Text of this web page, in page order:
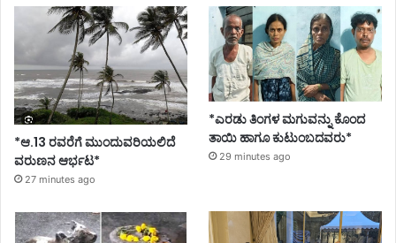
*ಆ.13 ರವರೆಗೆ ಮುಂದುವರಿಯಲಿದೆ
ವರುಣನ ಆರ್ಭಟ*
27 minutes ago
*ಎರಡು ತಿಂಗಳ ಮಗುವನ್ನು ಕೊಂದ
ತಾಯಿ ಹಾಗೂ ಕುಟುಂಬದವರು*
29 minutes ago